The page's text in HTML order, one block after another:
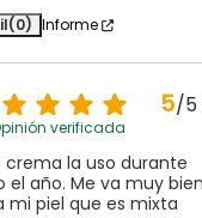
(0) Informe
5/5
verificada
crema la uso durante
el año. Me va muy
mi piel que es mixta